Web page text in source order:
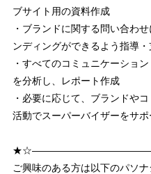
ブサイト用の資料作成
・ブランドに関する問い合わ
ンディングができるよう指導・
・すべてのコミュニケーショ
を分析し、レポート作成
・必要に応じて、ブランドや
活動でスーパーバイザーをサポ
ご興味のある方は以下のパソ